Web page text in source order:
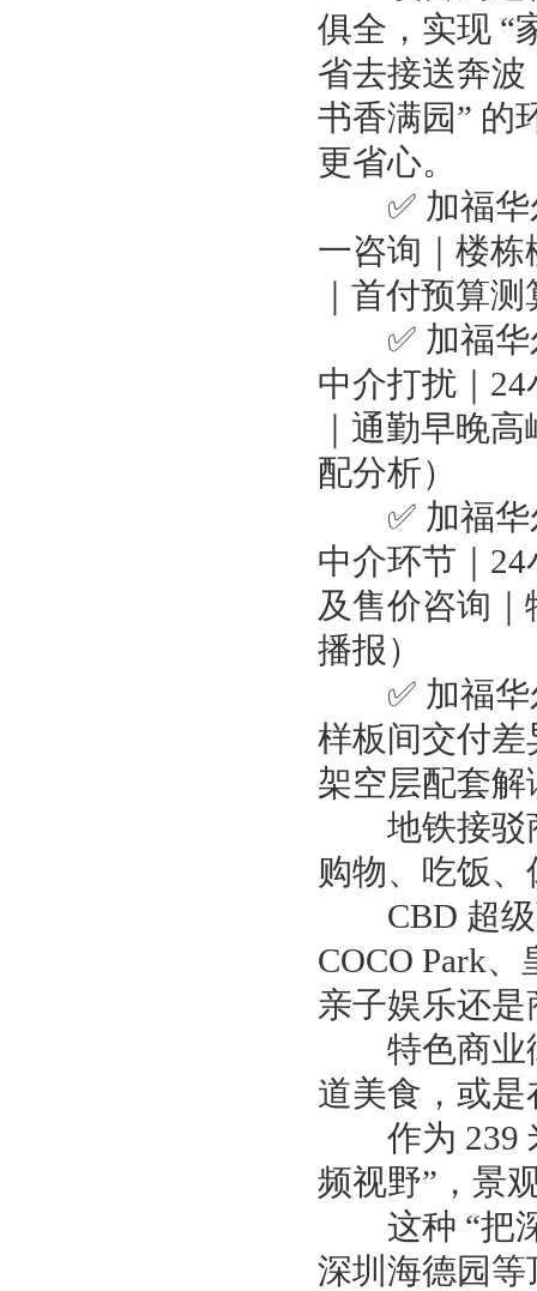
俱全，实现 “
省去接送奔
书香满园” 的
更省心。
✅ 加福华
一咨询｜楼
｜首付预算
✅ 加福华
中介打扰｜
｜通勤早晚
配分析）
✅ 加福华
中介环节｜
及售价咨询
播报）
✅ 加福华
样板间交付
架空层配套
地铁接驳商
购物、吃饭
CBD 超级
COCO Park
亲子娱乐还
特色商业街
道美食，或
作为 239 米
频视野”，景
这种 “把深
深圳海德园等